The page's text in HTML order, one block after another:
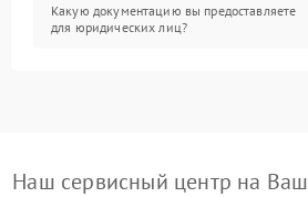
Какую документацию вы предоставляете
для юридических лиц?
Наш сервисный центр на